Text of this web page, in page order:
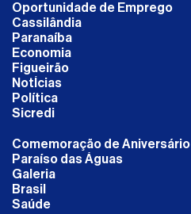
Oportunidade de Emprego
Cassilândia
Paranaíba
Economia
Figueirão
NotÍcias
Política
Sicredi
Comemoração de Aniversário
Paraíso das Águas
Galeria
Brasil
Saúde